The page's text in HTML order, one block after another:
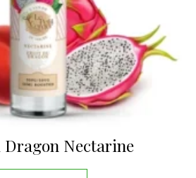
Nectarine